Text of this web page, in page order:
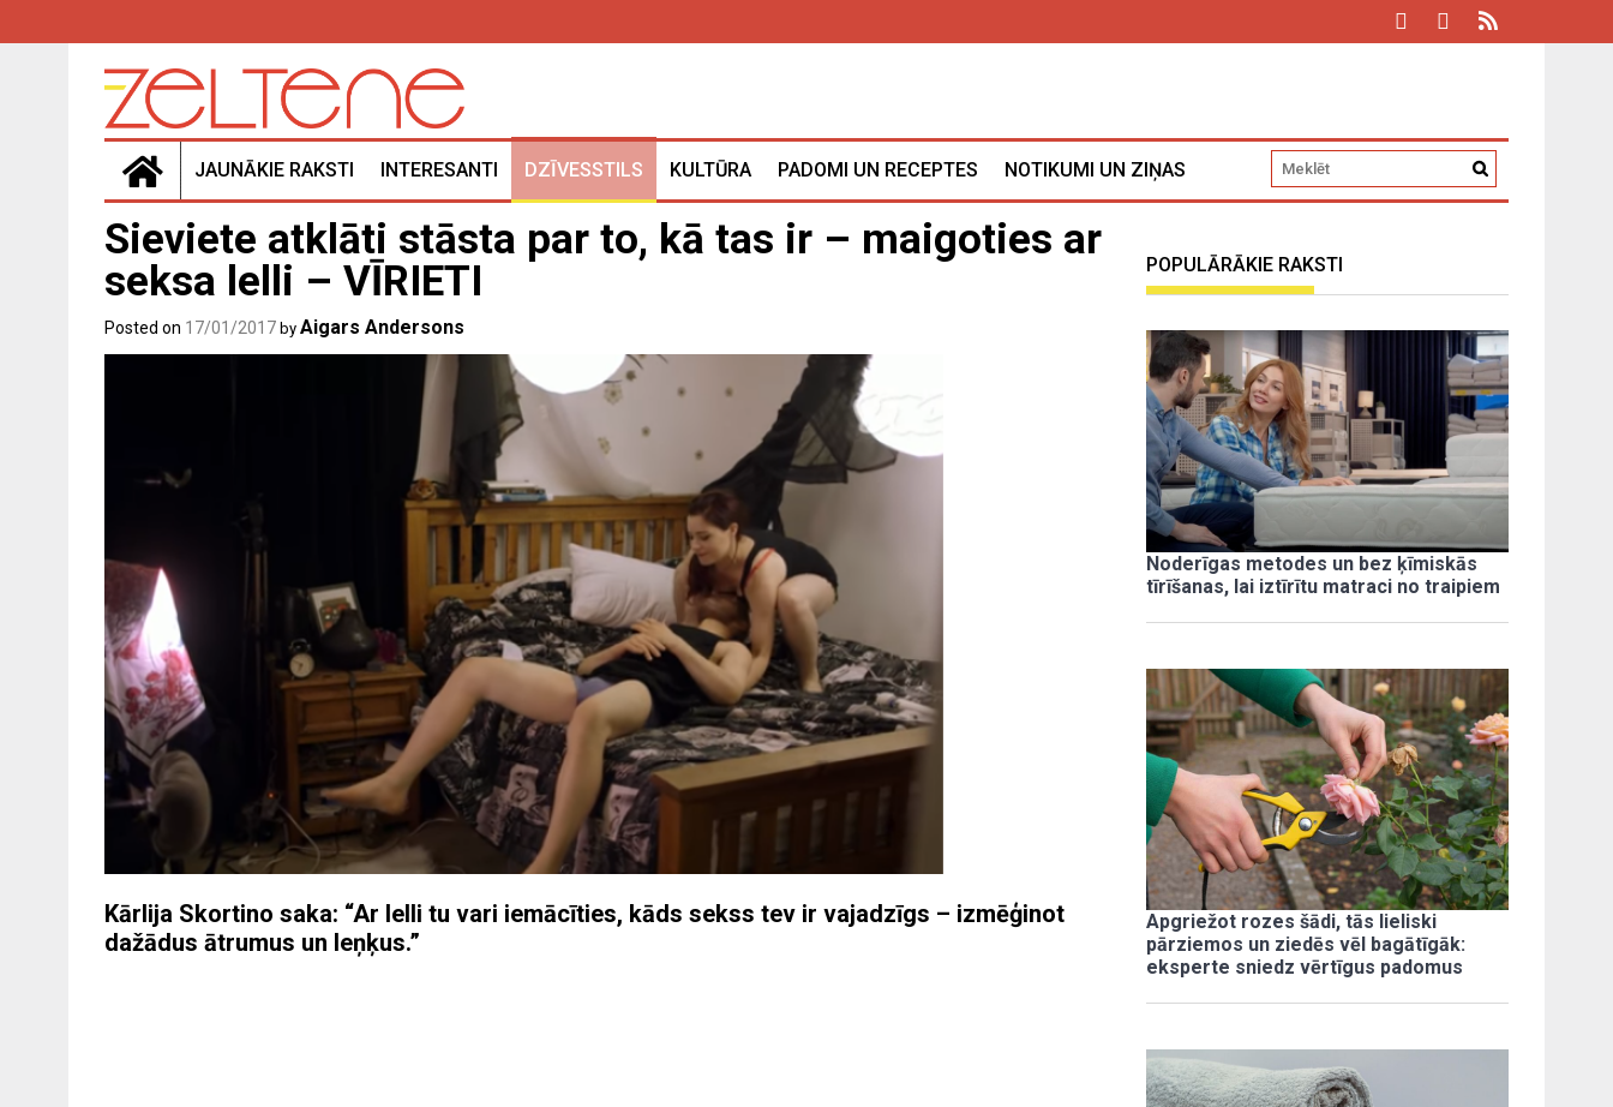
JAUNĀKIE RAKSTI INTERESANTI DZĪVESSTILS KULTŪRA PADOMI UN RECEPTES NOTIKUMI UN ZIŅAS
Sieviete atklāti stāsta par to, kā tas ir – maigoties ar
seksa lelli – VĪRIETI
Posted on 17/01/2017 by Aigars Andersons
Kārlija Skortino saka: “Ar lelli tu vari iemācīties, kāds sekss tev ir vajadzīgs – izmēģinot
dažādus ātrumus un leņķus.”
POPULĀRĀKIE RAKSTI
Noderīgas metodes un bez ķīmiskās
tīrīšanas, lai iztīrītu matraci no traipiem
Apgriežot rozes šādi, tās lieliski
pārziemos un ziedēs vēl bagātīgāk:
eksperte sniedz vērtīgus padomus